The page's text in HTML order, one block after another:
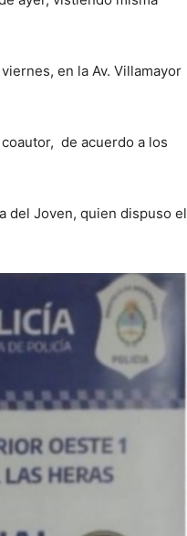
en la Av. Villamayor
de acuerdo a los
del Joven, quien dispuso el